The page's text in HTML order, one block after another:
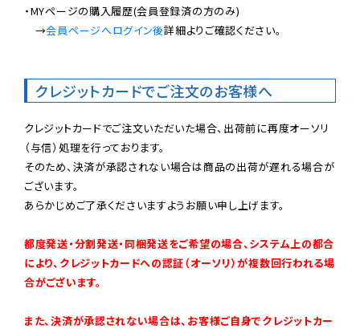
・MYページの購入履歴(会員登録済の方のみ)
→会員ページへログイン後詳細よりご確認ください。
クレジットカードでご注文のお客様へ
クレジットカードでご注文いただいた場合、出荷前に再度オーソリ
（与信）処理を行っております。
そのため、決済が承認されない場合は商品の出荷が遅れる場合が
ございます。
あらかじめご了承くださいますようお願い申し上げます。
都度発送・分割発送・同梱発送をご希望の場合、システム上の都合
により、クレジットカードへの認証（オーソリ）が複数回行われる場
合がございます。
また、決済が承認されない場合は、お客様ご自身でクレジットカー